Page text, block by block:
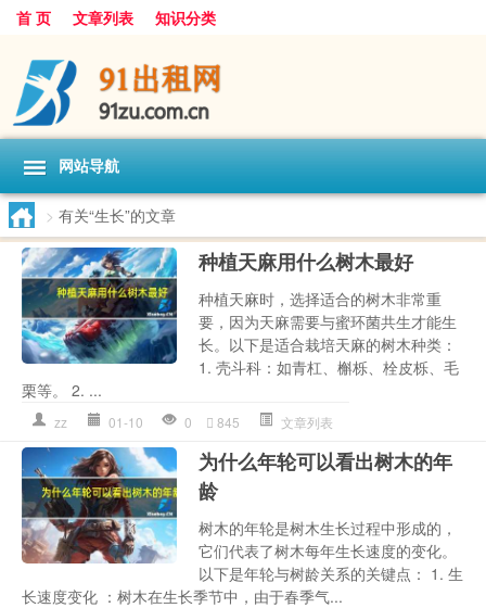
首 页 文章列表 知识分类
网站导航
> 有关“生长”的文章
种植天麻用什么树木最好
种植天麻时，选择适合的树木非常重
要，因为天麻需要与蜜环菌共生才能生
长。以下是适合栽培天麻的树木种类：
1. 壳斗科：如青杠、槲栎、栓皮栎、毛
栗等。 2. ...
zz 01-10 0 845 文章列表
为什么年轮可以看出树木的年
龄
树木的年轮是树木生长过程中形成的，
它们代表了树木每年生长速度的变化。
以下是年轮与树龄关系的关键点： 1. 生
长速度变化 ：树木在生长季节中，由于春季气...